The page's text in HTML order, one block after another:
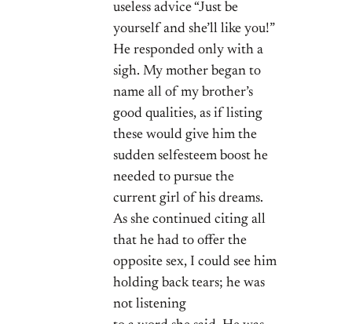
useless advice “Just be
yourself and she’ll like you!”
He responded only with a
sigh. My mother began to
name all of my brother’s
good qualities, as if listing
these would give him the
sudden selfesteem boost he
needed to pursue the
current girl of his dreams.
As she continued citing all
that he had to offer the
opposite sex, I could see him
holding back tears; he was
not listening